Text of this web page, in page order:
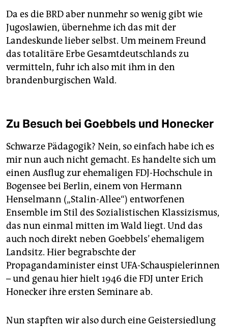
Da es die BRD aber nunmehr so wenig gibt wie
Jugoslawien, übernehme ich das mit der
Landeskunde lieber selbst. Um meinem Freund
das totalitäre Erbe Gesamtdeutschlands zu
vermitteln, fuhr ich also mit ihm in den
brandenburgischen Wald.
Zu Besuch bei Goebbels und Honecker
Schwarze Pädagogik? Nein, so einfach habe ich es
mir nun auch nicht gemacht. Es handelte sich um
einen Ausflug zur ehemaligen FDJ-Hochschule in
Bogensee bei Berlin, einem von Hermann
Henselmann („Stalin-Allee“) entworfenen
Ensemble im Stil des Sozialistischen Klassizismus,
das nun einmal mitten im Wald liegt. Und das
auch noch direkt neben Goebbels’ ehemaligem
Landsitz. Hier begrabschte der
Propagandaminister einst UFA-Schauspielerinnen
– und genau hier hielt 1946 die FDJ unter Erich
Honecker ihre ersten Seminare ab.
Nun stapften wir also durch eine Geistersiedlung